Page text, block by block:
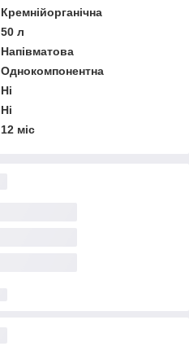
Кремнійорганічна
50 л
Напівматова
Однокомпонентна
Ні
Ні
12 міс